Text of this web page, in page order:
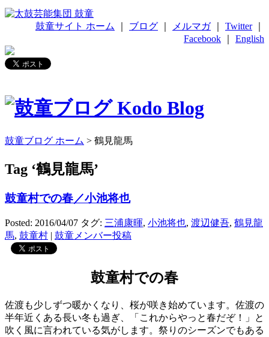
鼓童サイト ホーム ブログ メルマガ｜ Twitter｜
Facebook
English
鼓童ブログ ホーム > 鶴見龍馬
Tag ‘鶴見龍馬’
鼓童村での春／小池将也
Posted: 2016/04/07 タグ: 三浦康暉, 小池将也, 渡辺健吾, 鶴見龍
馬, 鼓童村 | 鼓童メンバー投稿
鼓童村での春
佐渡も少しずつ暖かくなり、桜が咲き始めています。佐渡の
半年近くある長い冬も過ぎ、「これからやっと春だぞ！」と
吹く風に言われている気がします。祭りのシーズンでもある